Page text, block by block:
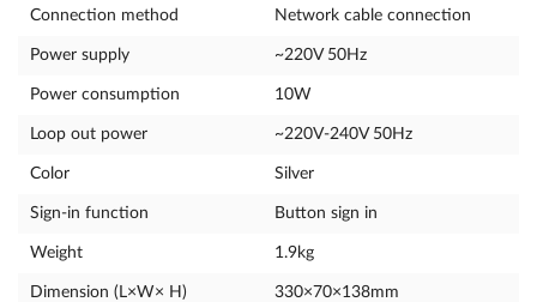
Connection method Network cable connection
Power supply ~220V 50Hz
Power consumption 10W
Loop out power ~220V-240V 50Hz
Color Silver
Sign-in function Button sign in
Weight 1.9kg
Dimension (L×W× H) 330×70×138mm